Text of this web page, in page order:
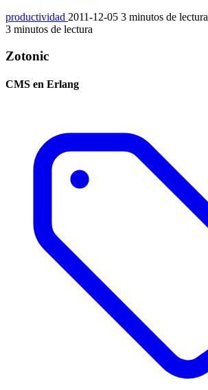
productividad 2011-12-05 3 minutos de lectura
3 minutos de lectura
Zotonic
CMS en Erlang